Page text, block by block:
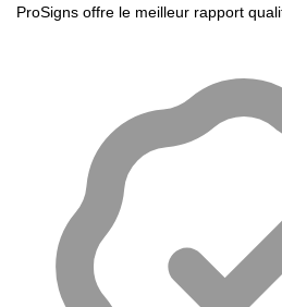
ProSigns offre le meilleur rapport